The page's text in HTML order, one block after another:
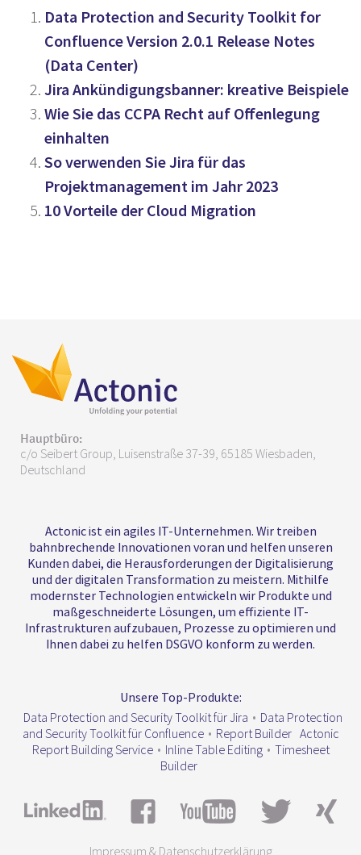
Data Protection and Security Toolkit for
Confluence Version 2.0.1 Release Notes
(Data Center)
Jira Ankündigungsbanner: kreative Beispiele
Wie Sie das CCPA Recht auf Offenlegung
einhalten
So verwenden Sie Jira für das
Projektmanagement im Jahr 2023
10 Vorteile der Cloud Migration
Hauptbüro:
c/o Seibert Group, Luisenstraße 37-39, 65185 Wiesbaden,
Deutschland
Actonic ist ein agiles IT-Unternehmen. Wir treiben
bahnbrechende Innovationen voran und helfen unseren
Kunden dabei, die Herausforderungen der Digitalisierung
und der digitalen Transformation zu meistern. Mithilfe
modernster Technologien entwickeln wir Produkte und
maßgeschneiderte Lösungen, um effiziente IT-
Infrastrukturen aufzubauen, Prozesse zu optimieren und
Ihnen dabei zu helfen DSGVO konform zu werden.
Unsere Top-Produkte:
Data Protection and Security Toolkit für Jira • Data Protection
and Security Toolkit für Confluence • Report Builder Actonic
Report Building Service • Inline Table Editing • Timesheet
Builder
Impressum & Datenschutzerklärung